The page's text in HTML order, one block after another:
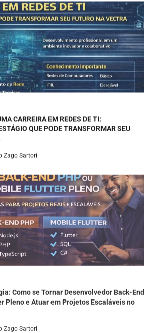
CARREIRA EM REDES DE TI:
QUE PODE TRANSFORMAR SEU
Como se Tornar Desenvolvedor Back-End
Pleno e Atuar em Projetos Escaláveis no